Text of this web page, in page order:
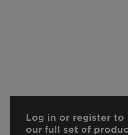
Log in or register to
our full set of